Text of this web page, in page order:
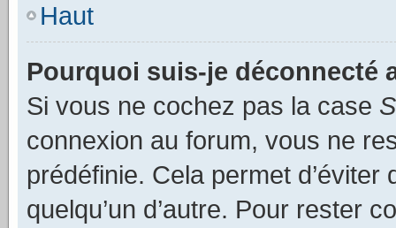
Haut
Pourquoi suis-je déconnecté
Si vous ne cochez pas la case
connexion au forum, vous ne
prédéfinie. Cela permet
quelqu’un d’autre. Pour rester